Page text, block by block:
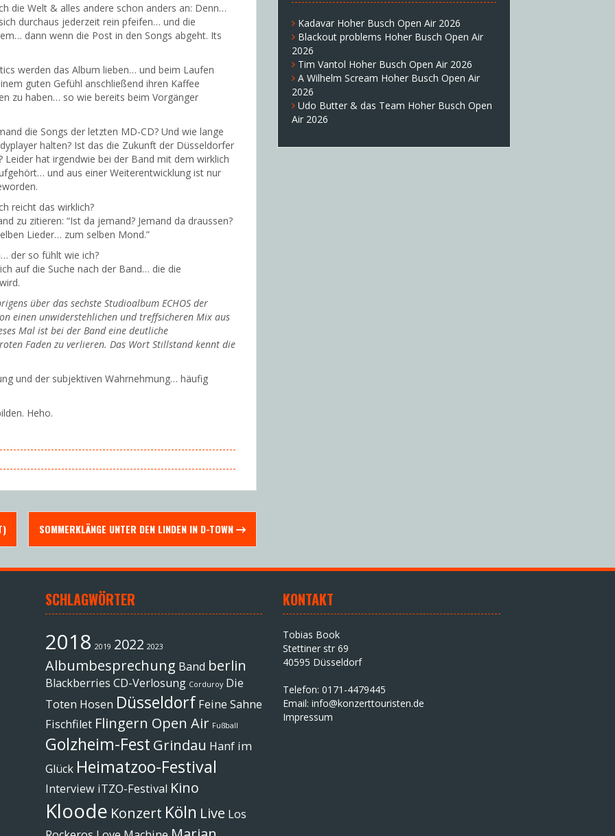
die Welt & alles andere schon anders an: Denn…
durchaus jederzeit rein pfeifen… und die
dann wenn die Post in den Songs abgeht. Its
werden das Album lieben… und beim Laufen
guten Gefühl anschließend ihren Kaffee
zu haben… so wie bereits beim Vorgänger
die Songs der letzten MD-CD? Und wie lange
halten? Ist das die Zukunft der Düsseldorfer
Leider hat irgendwie bei der Band mit dem wirklich
und aus einer Weiterentwicklung ist nur
reicht das wirklich?
zu zitieren: “Ist da jemand? Jemand da draussen?
Lieder… zum selben Mond.”
der so fühlt wie ich?
auf die Suche nach der Band… die die
über das sechste Studioalbum ECHOS der
einen unwiderstehlichen und treffsicheren Mix aus
Mal ist bei der Band eine deutliche
Faden zu verlieren. Das Wort Stillstand kennt die
und der subjektiven Wahrnehmung… häufig
Heho.
SOMMERKLÄNGE UNTER DEN LINDEN IN D-TOWN
Kadavar Hoher Busch Open Air 2026
Blackout problems Hoher Busch Open Air
2026
Tim Vantol Hoher Busch Open Air 2026
A Wilhelm Scream Hoher Busch Open Air
2026
Udo Butter & das Team Hoher Busch Open
Air 2026
SCHLAGWÖRTER
2018 2019 2022 2023
Albumbesprechung Band berlin
Blackberries CD-Verlosung Corduroy Die
Toten Hosen Düsseldorf Feine Sahne
Fischfilet Flingern Open Air Fußball
Golzheim-Fest Grindau Hanf im
Glück Heimatzoo-Festival
Interview iTZO-Festival Kino
Kloode Konzert Köln Live Los
KONTAKT
Tobias Book
Stettiner str 69
40595 Düsseldorf
Telefon: 0171-4479445
Email:info@konzerttouristen.de
Impressum